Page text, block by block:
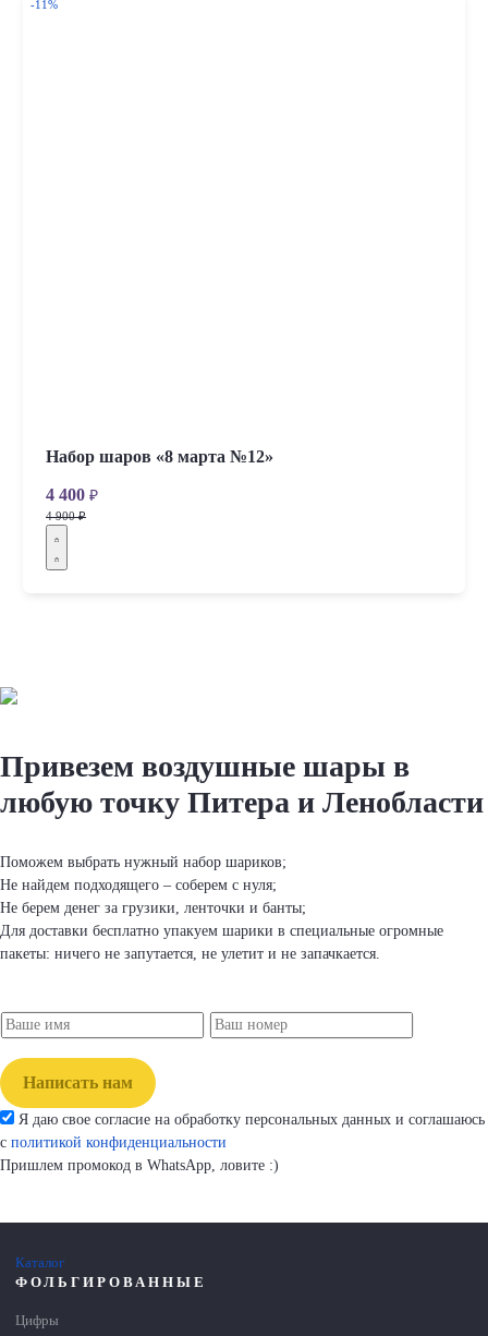
-11%
Набор шаров «8 марта №12»
4 400 ₽
4 900 ₽
Привезем вoздушные шapы в
любую точку Питера и Ленобласти
Поможем выбрать нужный набор шapиков;
Не найдем подходящего – соберем с нуля;
Не берем денег за грузики, ленточки и банты;
Для доставки бесплатно упакуем шapики в специальные огромные
пакеты: ничего не запутается, не улетит и не запачкается.
Написать нам
Я даю свое согласие на обработку персональных данных и соглашаюсь
с политикой конфиденциальности
Пришлем промокод в WhatsApp, ловите :)
Каталог
ФОЛЬГИРОВАННЫЕ
Цифры